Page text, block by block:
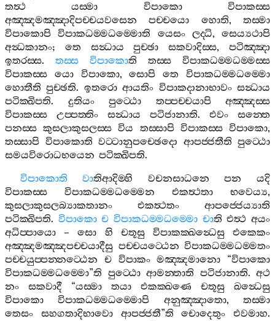
තත්‍ථ
යස‍්මා විපාකො
විපාකස‍්ස
අඤ‍්ඤමඤ‍්ඤාදිපච‍්චයවසෙන
පච‍්චයො හොති,තස‍්මා
විපාකොපි විපාකධම‍්මධම‍්මොති යෙසං ලද‍්ධි, සෙය්‍යථාපි
අන්‍ධකානං; තෙ සන්‍ධාය පුච‍්ඡා සකවාදිස‍්ස,පටිඤ‍්ඤා
ඉතරස‍්ස. තස‍්ස විපාකොති තස‍්ස
විපාකධම‍්මධම‍්මස‍්ස
විපාකස‍්ස
යො විපාකො,සොපි තෙ
විපාකධම‍්මධම‍්මො
හොතීති පුච‍්ඡති. ඉතරො ආයතිං විපාකදානාභාවං සන්‍ධාය
පටික‍්ඛිපති. දුතියං පුට‍්ඨො තප‍්පච‍්චයාපි
අඤ‍්ඤස‍්ස
විපාකස‍්ස
උප‍්පත‍්තිං සන්‍ධාය පටිජානාති. එවං
සන‍්තෙ
පනස‍්ස කුසලාකුසලස‍්ස විය තස‍්සාපි විපාකස‍්ස විපාකො,
තස‍්සාපි විපාකොති වට‍්ටානුපච‍්ඡෙදො ආපජ‍්ජතීති පුට‍්ඨො
සමයවිරොධභයෙන පටික‍්ඛිපති.
විපාකොති
වාතිආදිම‍්හි වචනසාධනෙ පන
යදි
විපාකස‍්ස
විපාකධම‍්මධම‍්මෙන එකත්‍ථතා භවෙය්‍ය,
කුසලාකුසලබ්‍යාකතානං
එකත්‍ථතං
ආපජ‍්ජෙය්‍යාති
පටික‍්ඛිපති. විපාකො ච විපාකධම‍්මධම‍්මො චාති එත්‍ථ අයං
අධිප‍්පායො –සො හි චතූසු විපාකක‍්ඛන්‍ධෙසු
එකෙකං
අඤ‍්ඤමඤ‍්ඤපච‍්චයාදීසු පච‍්චයට‍්ඨෙන විපාකධම‍්මධම‍්මතං
පච‍්චයුප‍්පන‍්නට‍්ඨෙන
ච විපාකං මඤ‍්ඤමානො “විපාකො
විපාකධම‍්මධම‍්මො”ති පුට‍්ඨො ආමන‍්තාති පටිජානාති. අථ
නං
සකවාදී “යස‍්මා තයා එකක‍්ඛණෙ චතූසු
ඛන්‍ධෙසු
විපාකො
විපාකධම‍්මධම‍්මොපි අනුඤ‍්ඤාතො,තස‍්මා
තෙසං
සහගතාදිභාවො ආපජ‍්ජතී”ති චොදෙතුං එවමාහ.